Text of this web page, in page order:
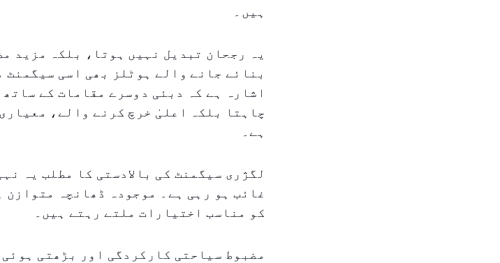
ہیں۔
بنائے جانے والے ہوٹلز بھی اسی سیگمنٹ
اشارہ ہے کہ دبئی دوسرے مقامات کے
چاہتا بلکہ اعلیٰ خرچ کرنے والے،
ہے۔
لگژری سیگمنٹ کی بالادستی کا مطلب یہ
غائب ہو رہی ہے۔ موجودہ ڈھانچہ متوازن
کو مناسب اختیارات ملتے رہتے ہیں۔
مضبوط سیاحتی کارکردگی اور بڑھتی